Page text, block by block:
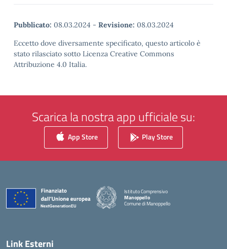
Pubblicato: 08.03.2024 - Revisione: 08.03.2024
Eccetto dove diversamente specificato, questo articolo è
stato rilasciato sotto Licenza Creative Commons
Attribuzione 4.0 Italia.
Scarica la nostra app ufficiale su:
App Store Play Store
Istituto Comprensivo
Manoppello
Comune di Manoppello
— Visita la pagina iniziale della scuola
Link Esterni